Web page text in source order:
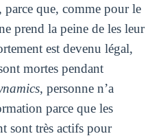
parce que, comme pour le
prend la peine de les leur
est devenu légal,
mortes pendant
, personne n’a
parce que les
sont très actifs pour